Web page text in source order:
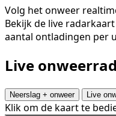
Volg het onweer
Bekijk de live
aantal ontladingen per
Live
Neerslag + onweer Live
Klik om de kaart te